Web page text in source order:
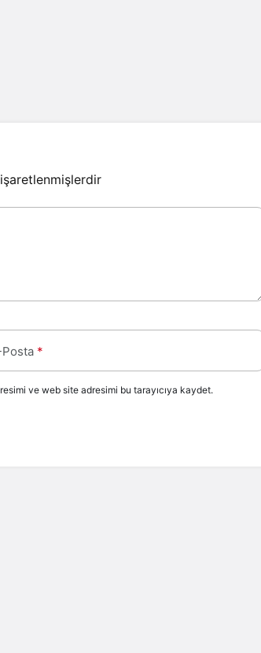
Posta *
ve web site adresimi bu tarayıcıya kaydet.